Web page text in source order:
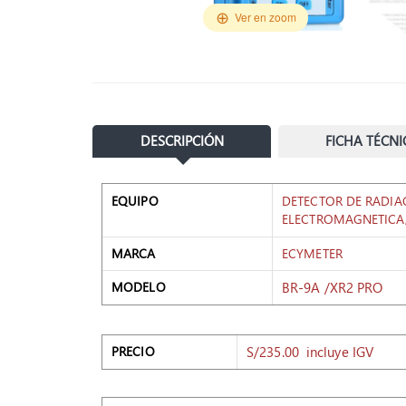
Ver en zoom
DESCRIPCIÓN FICHA
EQUIPO
DETECTOR DE
MARCA
ECYMETER
MODELO
BR-9A /XR2 PRO
PRECIO S/235.00 incluye IGV